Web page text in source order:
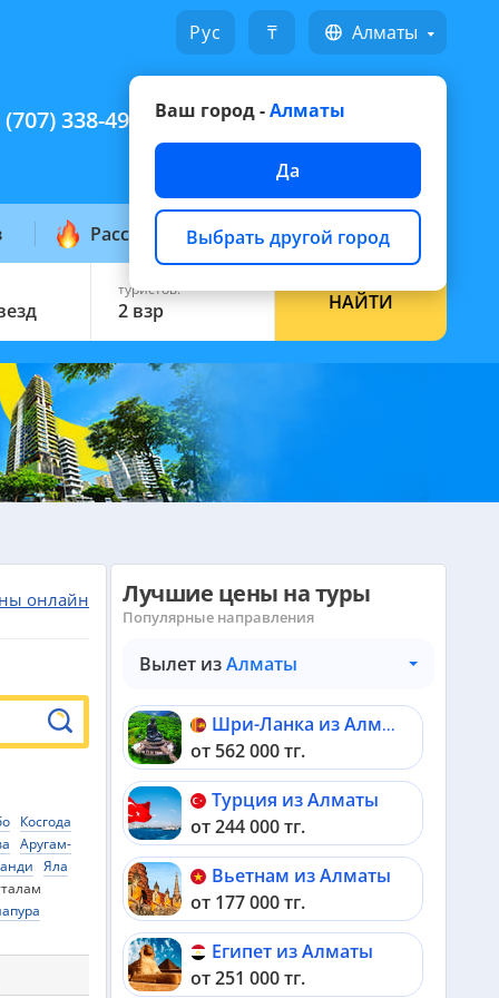
Русский ₸ Алматы
Ваш город -Алматы
Да
Выбрать другой город
(707) 338-49-49 Написать на WhatsApp
Рассылка горящих
туристов:
2 взр НАЙТИ
онлайн
Косгода
Аругам-
Яла
Лучшие цены на туры
Популярные направления
Вылет изАлматы
Шри-Ланка из Алматы
от 562 000 тг.
Турция из Алматы
от 244 000 тг.
Вьетнам из Алматы
от 177 000 тг.
Египет из Алматы
от 251 000 тг.